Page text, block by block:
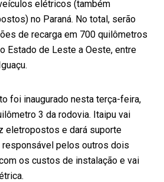
elétricos (também
no Paraná. No total, serão
de recarga em 700 quilômetros
Estado de Leste a Oeste, entre
foi inaugurado nesta terça-feira,
3 da rodovia. Itaipu vai
eletropostos e dará suporte
responsável pelos outros dois
os custos de instalação e vai